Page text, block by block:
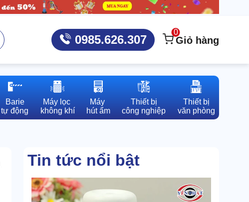
0985.626.307
0
Giỏ hàng
Barie
tự động
Máy lọc
không khí
Máy
hút ẩm
Thiết bị
công nghiệp
Thiết bị
văn phòng
Tin tức nổi bật